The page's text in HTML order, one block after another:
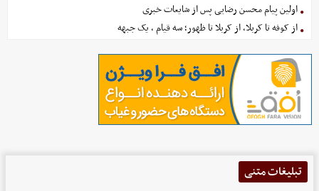
اولین پیام محسن رضایی پس از شایعات خبری
از کوفه تا کربلا، از کربلا تا ظهور؛ سه قیام ، یک جبهه
تبلیغات متنی